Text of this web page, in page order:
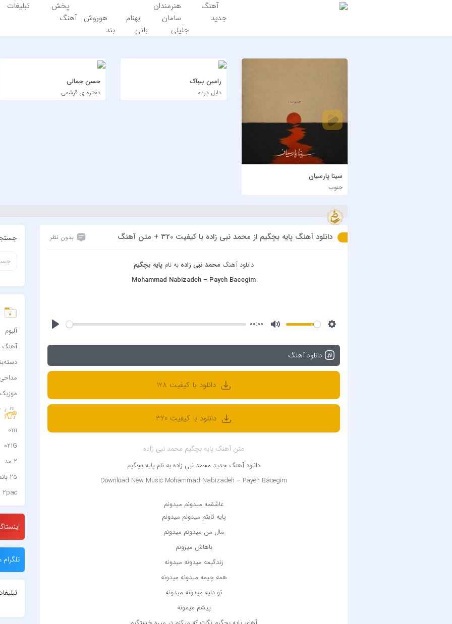
آهنگ
جدید
هنرمندان
سامان
جلیلی
بهنام
بانی
هوروش
بند
پخش
آهنگ
تبلیغات
سینا پارسیان
جنوب
رامین بیباک
دلیل دردم
حسن جمالی
دختره ی قرشمی
دانلود آهنگ پایه بچگیم از محمد نبی زاده با کیفیت 320 + متن آهنگ بدون نظر
دانلود آهنگ محمد نبی زاده به نام پایه بچگیم
Mohammad Nabizadeh – Payeh Bacegim
00:00
دانلود آهنگ
دانلود با کیفیت 128
دانلود با کیفیت 320
متن آهنگ پایه بچگیم محمد نبی زاده
دانلود آهنگ جدید محمد نبی زادهبه نام پایه بچگیم
Download New Music Mohammad Nabizadeh – Payeh Bacegim
عاشقمه میدونم میدونم
پایه ثابتم میدونم میدونم
مال من میدونم میدونم
باهاش میزونم
زندگیمه میدونه میدونه
همه چیمه میدونه میدونه
تو دلیه میدونه میدونه
پیشم میمونه
آلبوم
آهنگ
مداحی
0111
021G
2 مد
25 باند
2pac
۷ بند
7 بند سون بند
ABEGI
Afra
تلگرام